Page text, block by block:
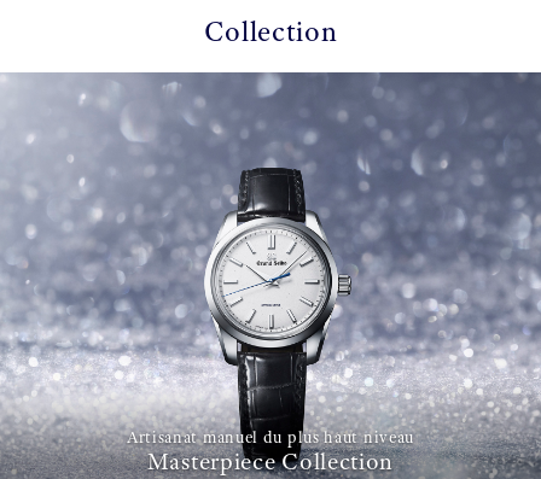
Collection
Artisanat manuel du plus haut niveau
Masterpiece Collection